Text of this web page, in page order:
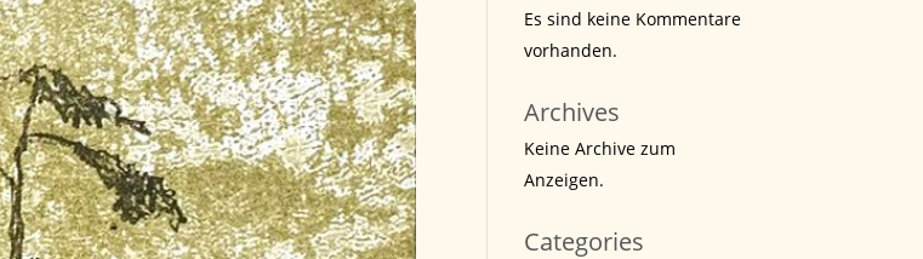
Es sind keine Kommentare
vorhanden.
Archives
Keine Archive zum
Anzeigen.
Categories